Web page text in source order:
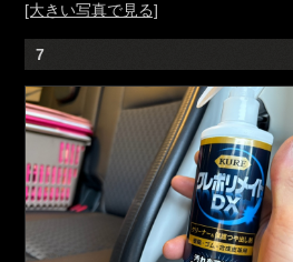
[大きい写真で見る]
7